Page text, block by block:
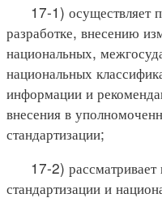
17-1) осуществляет
разработке, внесению
национальных,
национальных
информации и
внесения в
стандартизации;
17-2) рассматривает
стандартизации и